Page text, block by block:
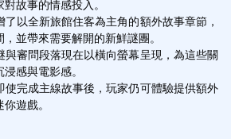
故事的情感投入。
以全新旅館住客為主角的額外故事章節，
並帶來需要解開的新鮮謎團。
與審問段落現在以橫向螢幕呈現，為這些關
感與電影感。
使完成主線故事後，玩家仍可體驗提供額外
遊戲。